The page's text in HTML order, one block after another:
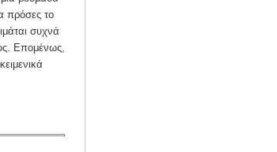
πρόσες το
συχνά
Επομένως,